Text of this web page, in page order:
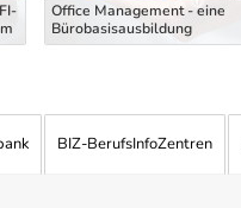
Office Management - eine
Bürobasisausbildung
BIZ-BerufsInfoZentren